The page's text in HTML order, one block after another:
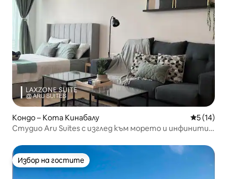
Кондо – Кота Кинабалу Средна
5 (14)
Студио Aru Suites с изглед към морето и инфинити
Избор на гостите
Избор на гостите